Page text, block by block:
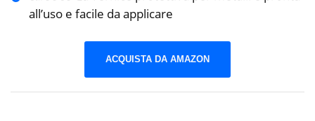
all’uso e facile da applicare
ACQUISTA DA AMAZON